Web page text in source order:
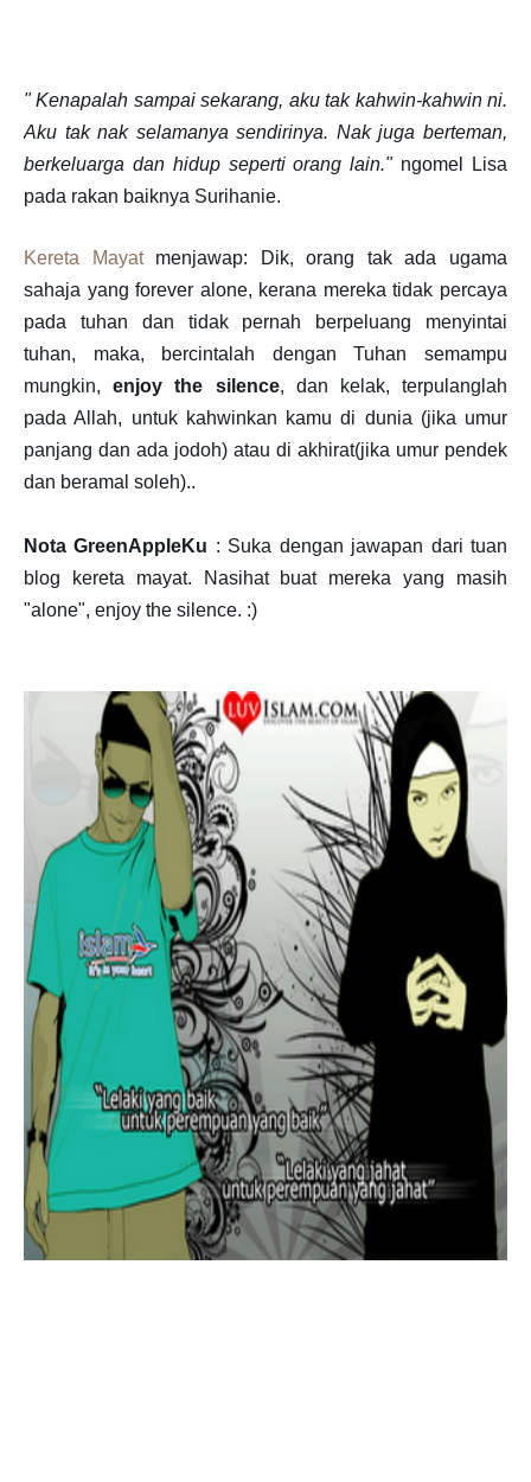
" Kenapalah sampai sekarang, aku tak kahwin-kahwin ni.
Aku tak nak selamanya sendirinya. Nak juga berteman,
berkeluarga dan hidup seperti orang lain."ngomel Lisa
pada rakan baiknya Surihanie.
Kereta Mayatmenjawap: Dik, orang tak ada ugama
sahaja yang forever alone, kerana mereka tidak percaya
pada tuhan dan tidak pernah berpeluang menyintai
tuhan, maka, bercintalah dengan Tuhan semampu
mungkin,enjoy the silence, dan kelak, terpulanglah
pada Allah, untuk kahwinkan kamu di dunia (jika umur
panjang dan ada jodoh) atau di akhirat(jika umur pendek
dan beramal soleh)..
Nota GreenAppleKu : Suka dengan jawapan dari tuan
blog kereta mayat. Nasihat buat mereka yang masih
"alone", enjoy the silence. :)